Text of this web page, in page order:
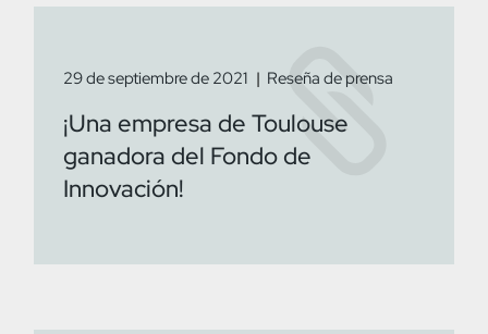
29 de septiembre de 2021 Reseña de prensa
¡Una empresa de Toulouse
ganadora del Fondo de
Innovación!